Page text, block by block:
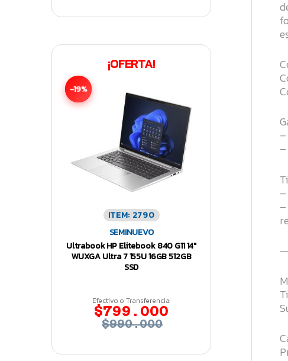
¡OFERTA!
-19%
ITEM: 2790
SEMINUEVO
Ultrabook HP Elitebook 840 G11 14″
WUXGA Ultra 7 155U 16GB 512GB
SSD
Efectivo o Transferencia:
$799.000
$990.000